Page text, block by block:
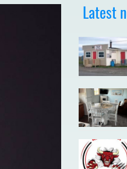
Latest